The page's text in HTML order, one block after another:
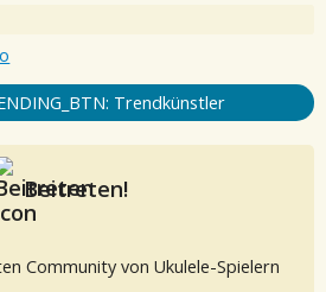
Trendkünstler
Beitreten!
Community von Ukulele-Spielern